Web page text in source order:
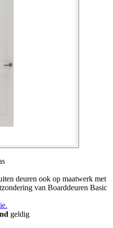
deuren ook op maatwerk met
van Boarddeuren Basic
geldig